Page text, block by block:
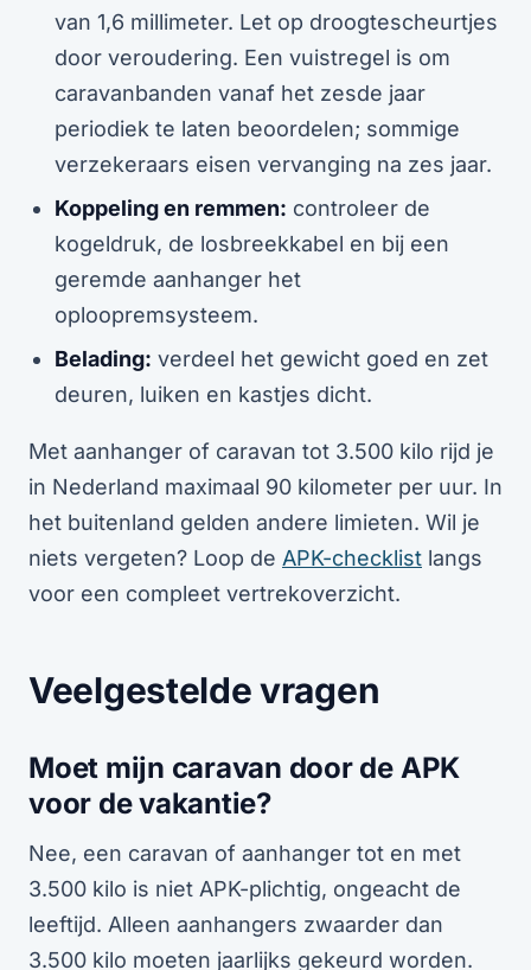
van 1,6 millimeter. Let op droogtescheurtjes
door veroudering. Een vuistregel is om
caravanbanden vanaf het zesde jaar
periodiek te laten beoordelen; sommige
verzekeraars eisen vervanging na zes jaar.
Koppeling en remmen: controleer de
kogeldruk, de losbreekkabel en bij een
geremde aanhanger het
oploopremsysteem.
Belading: verdeel het gewicht goed en zet
deuren, luiken en kastjes dicht.
Met aanhanger of caravan tot 3.500 kilo rijd je
in Nederland maximaal 90 kilometer per uur. In
het buitenland gelden andere limieten. Wil je
niets vergeten? Loop de APK-checklist langs
voor een compleet vertrekoverzicht.
Veelgestelde vragen
Moet mijn caravan door de APK
voor de vakantie?
Nee, een caravan of aanhanger tot en met
3.500 kilo is niet APK-plichtig, ongeacht de
leeftijd. Alleen aanhangers zwaarder dan
3.500 kilo moeten jaarlijks gekeurd worden.